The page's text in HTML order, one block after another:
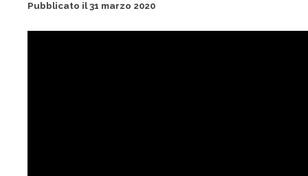
Pubblicato il 31 marzo 2020